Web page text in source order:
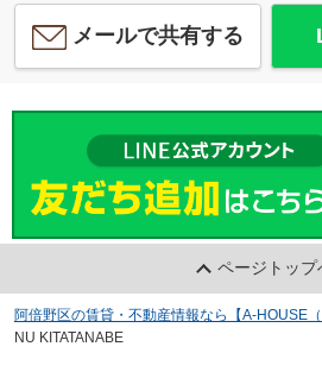
メールで共有する
ページトップ
阿倍野区の賃貸・不動産情報なら【A-HOUSE（
NU KITATANABE